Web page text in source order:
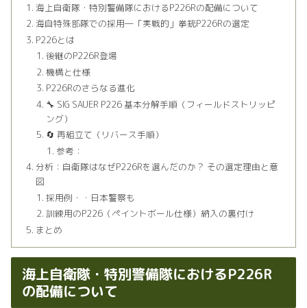
海上自衛隊・特別警備隊におけるP226Rの配備について
海自特殊部隊での採用─「実戦的」拳銃P226Rの選定
P226とは
後継のP226R登場
機構と仕様
P226Rのさらなる進化
🔧 SIG SAUER P226 基本分解手順（フィールドストリッピ
ング）
🔄 再組立て（リバース手順）
参考：
分析：自衛隊はなぜP226Rを選んだのか？ その選定理由と意
図
採用例・・日本警察も
訓練用のP226（ペイントボール仕様）納入の裏付け
まとめ
海上自衛隊・特別警備隊におけるP226R
の配備について